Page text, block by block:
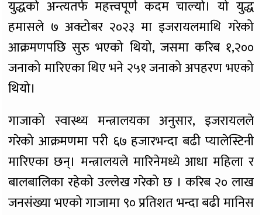
युद्धको अन्त्यतर्फ महत्त्वपूर्ण कदम चाल्यो। यो युद्ध
हमासले ७ अक्टोबर २०२३ मा इजरायलमाथि गरेको
आक्रमणपछि सुरु भएको थियो, जसमा करिब १,२००
जनाको मारिएका थिए भने २५१ जनाको अपहरण भएको
थियो।
गाजाको स्वास्थ्य मन्त्रालयका अनुसार, इजरायलले
गरेको आक्रमणमा परी ६७ हजारभन्दा बढी प्यालेस्टिनी
मारिएका छन्। मन्त्रालयले मारिनेमध्ये आधा महिला र
बालबालिका रहेको उल्लेख गरेको छ । करिब २० लाख
जनसंख्या भएको गाजामा ९० प्रतिशत भन्दा बढी मानिस